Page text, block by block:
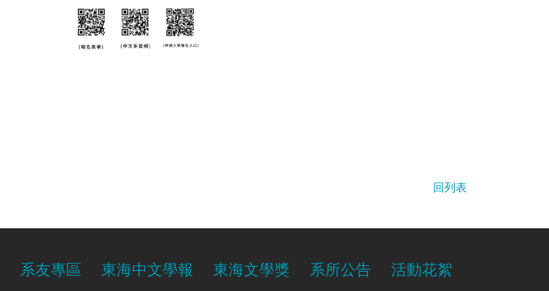
回列表
系友專區 東海中文學報 東海文學獎 系所公告 活動花絮